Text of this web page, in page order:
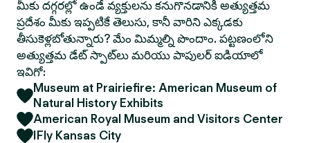
మీకు దగ్గరల్లో ఉండే వ్యక్తులను కనుగొనడానికి అత్యుత్తమ
ప్రదేశం మీకు ఇప్పటికే తెలుసు, కానీ వారిని ఎక్కడకు
తీసుకెళ్లబోతున్నారు? మేం మిమ్మల్ని పొందాం. పట్టణంలోని
అత్యుత్తమ డేట్ స్పాట్‌లు మరియు పాపులర్ ఐడియాలో
ఇవిగో:
Museum at Prairiefire: American Museum of
Natural History Exhibits
American Royal Museum and Visitors Center
IFly Kansas City